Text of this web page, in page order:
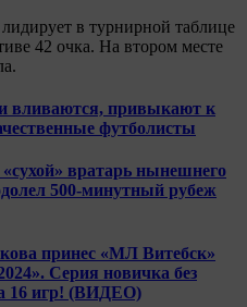
в турнирной таблице
42 очка. На втором месте
вливаются, привыкают к
футболисты
вратарь нынешнего
500-минутный рубеж
принес «МЛ Витебск»
Серия новичка без
16 игр! (ВИДЕО)